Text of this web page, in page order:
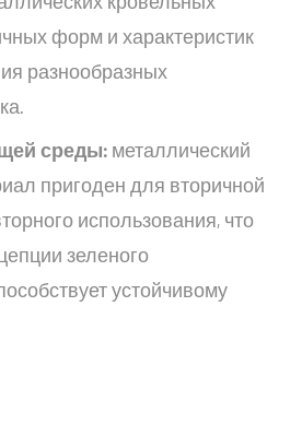
форм и характеристик
разнообразных
среды: металлический
пригоден для вторичной
использования, что
зеленого
устойчивому